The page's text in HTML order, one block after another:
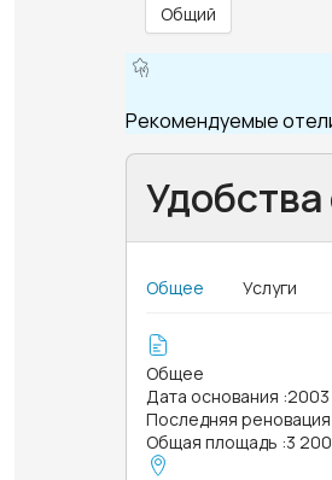
Общий
Рекомендуемые
Общее Услуги
Общее
Дата основания :2003
Последняя реновация
Общая площадь :3 200